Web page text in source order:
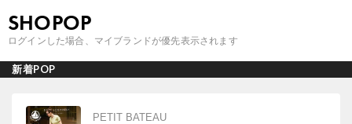
SHOPOP
ログインした場合、マイブランドが優先表示されます
新着POP
PETIT BATEAU